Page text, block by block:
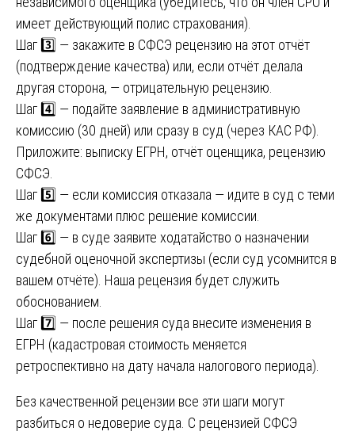
имеет действующий полис страхования).
Шаг 3️⃣ — закажите в СФСЭ рецензию на этот отчёт
(подтверждение качества) или, если отчёт делала
другая сторона, — отрицательную рецензию.
Шаг 4️⃣ — подайте заявление в административную
комиссию (30 дней) или сразу в суд (через КАС РФ).
Приложите: выписку ЕГРН, отчёт оценщика, рецензию
СФСЭ.
Шаг 5️⃣ — если комиссия отказала — идите в суд с теми
же документами плюс решение комиссии.
Шаг 6️⃣ — в суде заявите ходатайство о назначении
судебной оценочной экспертизы (если суд усомнится в
вашем отчёте). Наша рецензия будет служить
обоснованием.
Шаг 7️⃣ — после решения суда внесите изменения в
ЕГРН (кадастровая стоимость меняется
ретроспективно на дату начала налогового периода).
Без качественной рецензии все эти шаги могут
разбиться о недоверие суда. С рецензией СФСЭ